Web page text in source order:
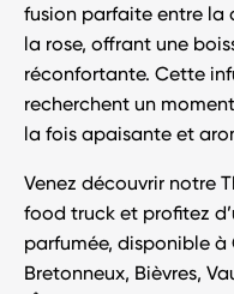
fusion parfaite entre la
la rose, offrant une
réconfortante. Cette
recherchent un
la fois apaisante et
Venez découvrir notre
food truck et profitez
parfumée, disponible à
Bretonneux, Bièvres,